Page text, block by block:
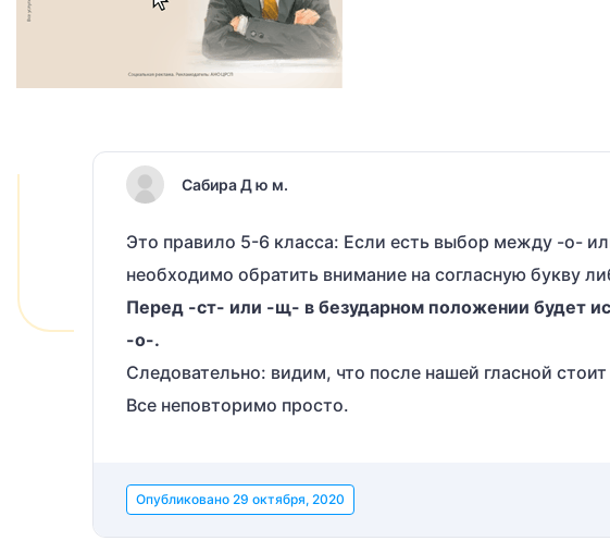
Сабира Д ю м.
Это правило 5-6 класса: Если есть выбор между -о-
необходимо обратить внимание на согласную букву
Перед -ст- или -щ- в безударном положении будет
-о-.
Следовательно: видим, что после нашей гласной
Все неповторимо просто.
Опубликовано 29 октября, 2020